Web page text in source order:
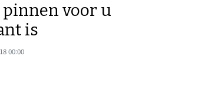
voor u
is
00:00